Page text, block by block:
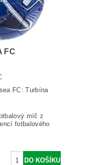
FC
FC: Turbína
míč z
fotbalového